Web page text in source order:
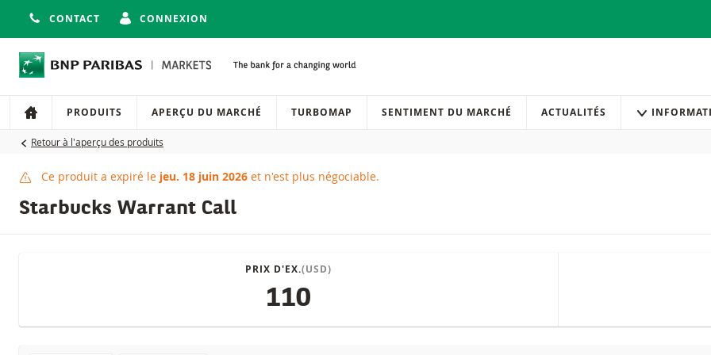
CONTACT CONNEXION
Navigation
Navigation sur le site
PRODUITS APERÇU DU MARCHÉ TURBOMAP SENTIMENT DU MARCHÉ ACTUALITÉS
Retour à l'aperçu des produits
Ce produit a expiré
Ce produit a expiré le jeu. 18 juin 2026 et n'est plus négociable.
Starbucks Warrant Call
PRIX D'EX.(USD)
110